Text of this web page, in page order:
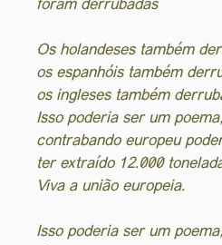
foram derrubadas
Os holandeses também
os espanhóis também
os ingleses também
Isso poderia ser um
contrabando europeu
ter extraído 12.000
Viva a união europeia.
Isso poderia ser um